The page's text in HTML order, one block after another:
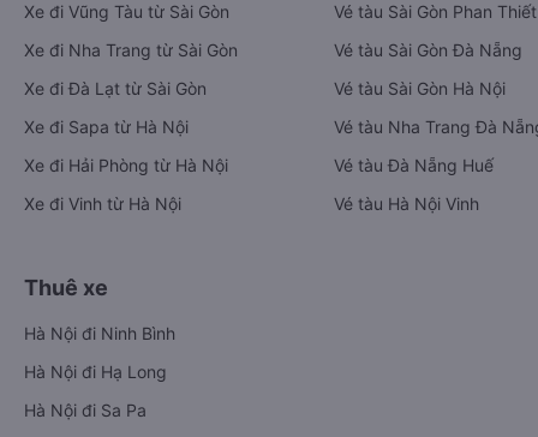
Xe đi Vũng Tàu từ Sài Gòn
Xe đi Nha Trang từ Sài Gòn
Xe đi Đà Lạt từ Sài Gòn
Xe đi Sapa từ Hà Nội
Xe đi Hải Phòng từ Hà Nội
Xe đi Vinh từ Hà Nội
Vé tàu Sài Gòn Phan Thiết
Vé tàu Sài Gòn Đà Nẵng
Vé tàu Sài Gòn Hà Nội
Vé tàu Nha Trang Đà
Vé tàu Đà Nẵng Huế
Vé tàu Hà Nội Vinh
Thuê xe
Hà Nội đi Ninh Bình
Hà Nội đi Hạ Long
Hà Nội đi Sa Pa